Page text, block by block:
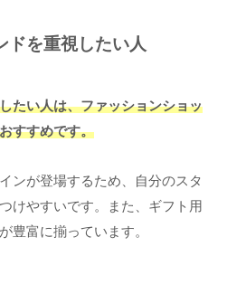
ドを重視したい人
たい人は、ファッションショッ
すすめです。
ンが登場するため、自分のスタ
けやすいです。また、ギフト用
豊富に揃っています。